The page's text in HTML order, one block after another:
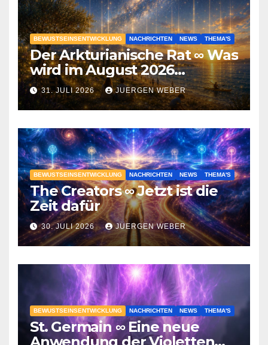
BEWUSTSEINSENTWICKLUNG NACHRICHTEN NEWS THEMA'S
Der Arkturianische Rat ∞ Was
wird im August 2026
geschehen?
31. JULI 2026 JUERGEN WEBER
BEWUSTSEINSENTWICKLUNG NACHRICHTEN NEWS THEMA'S
The Creators ∞ Jetzt ist die
Zeit dafür
30. JULI 2026 JUERGEN WEBER
BEWUSTSEINSENTWICKLUNG NACHRICHTEN NEWS THEMA'S
St. Germain ∞ Eine neue